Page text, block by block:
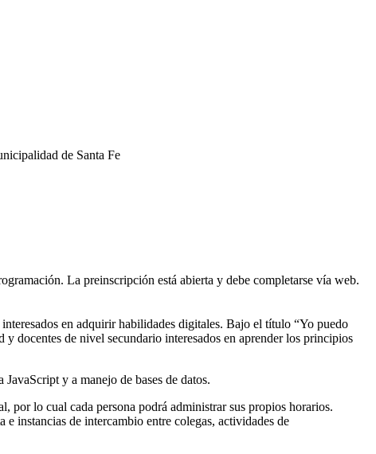
de Santa Fe
La preinscripción está abierta y debe completarse vía web.
en adquirir habilidades digitales. Bajo el título “Yo puedo
docentes de nivel secundario interesados en aprender los principios
y a manejo de bases de datos.
por lo cual cada persona podrá administrar sus propios horarios.
instancias de intercambio entre colegas, actividades de